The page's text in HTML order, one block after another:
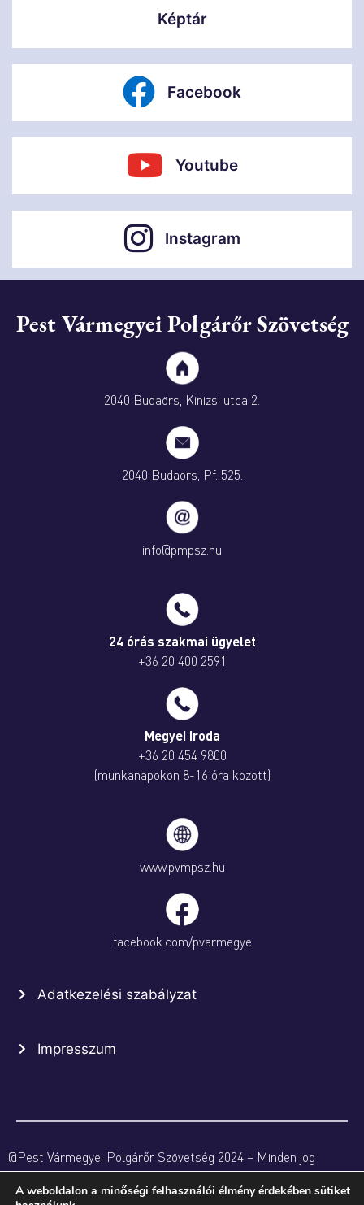
Képtár
Facebook
Youtube
Instagram
Pest Vármegyei Polgárőr Szövetség
2040 Budaörs, Kinizsi utca 2.
2040 Budaörs, Pf. 525.
info@pmpsz.hu
24 órás szakmai ügyelet
+36 20 400 2591
Megyei iroda
+36 20 454 9800
(munkanapokon 8-16 óra között)
www.pvmpsz.hu
facebook.com/pvarmegye
Adatkezelési szabályzat
Impresszum
@Pest Vármegyei Polgárőr Szövetség 2024 – Minden jog
fenntartva
A weboldalon a minőségi felhasználói élmény érdekében sütiket